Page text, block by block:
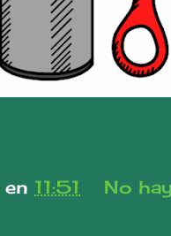
en 11:51 No